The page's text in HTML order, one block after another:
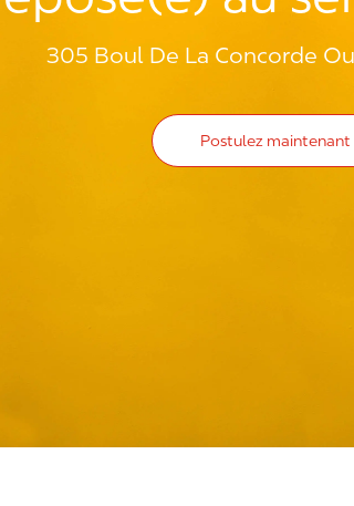
305 Boul De La Concorde
Postulez maintenant